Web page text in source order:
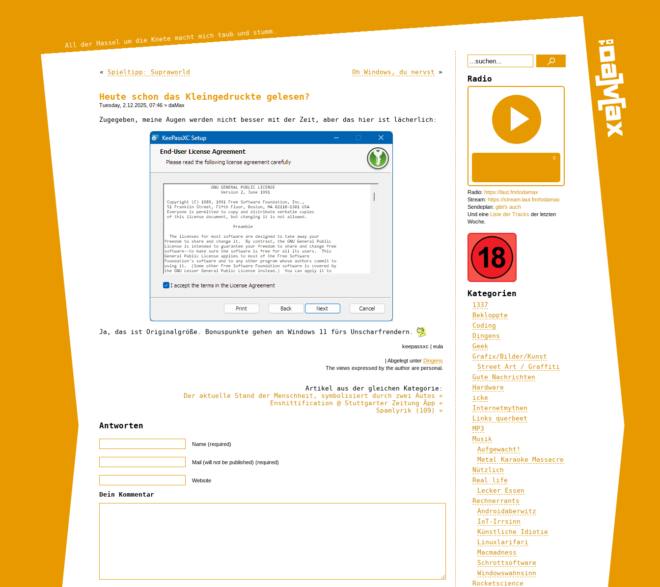
All der Hassel um die Knete macht mich taub und stumm.
« Spieltipp: Supraworld Oh Windows, du nervst »
Heute schon das Kleingedruckte gelesen?
Tuesday, 2.12.2025, 07:46 > daMax
Zugegeben, meine Augen werden nicht besser mit der Zeit, aber das hier ist lächerlich:
Ja, das ist Originalgröße. Bonuspunkte gehen an Windows 11 fürs Unscharfrendern.
keepassxc | eula
| Abgelegt unter Dingens
The views expressed by the author are personal.
Artikel aus der gleichen Kategorie:
Der aktuelle Stand der Menschheit, symbolisiert durch zwei Autos «
Enshittification @ Stuttgarter Zeitung Äpp «
Spamlyrik (109) «
Antworten
Name (required)
Mail (will not be published) (required)
Website
Dein Kommentar
Radio
Radio: https://laut.fm/todamax
Stream: https://stream.laut.fm/todamax
Sendeplan: gibt's auch
Und eine Liste der Tracks der letzten
Woche.
Kategorien
1337
Bekloppte
Coding
Dingens
Geek
Grafix/Bilder/Kunst
Street Art / Graffiti
Gute Nachrichten
Hardware
icke
Internetmythen
Links querbeet
MP3
Musik
Aufgewacht!
Metal Karaoke Massacre
Nützlich
Real life
Lecker Essen
Rechnerrants
Androidaberwitz
IoT-Irrsinn
Künstliche Idiotie
Linuxlarifari
Macmadness
Schrottsoftware
Windowswahnsinn
Rocketscience